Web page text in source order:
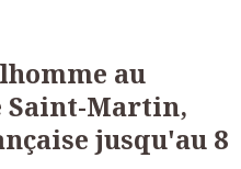
au
Saint-Martin,
jusqu'au 8